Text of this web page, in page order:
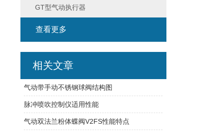
GT型气动执行器
查看更多
相关文章
气动带手动不锈钢球阀结构图
脉冲喷吹控制仪适用性能
气动双法兰粉体蝶阀V2FS性能特点